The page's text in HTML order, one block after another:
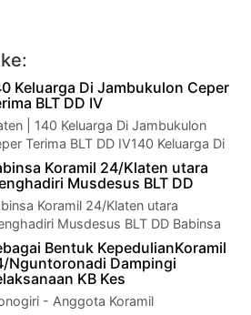
Keluarga Di Jambukulon Ceper
BLT DD IV
| 140 Keluarga Di Jambukulon
Terima BLT DD IV140 Keluarga Di
BLT DD IVBabinsa Pembi…
Koramil 24/Klaten utara
Musdesus BLT DD
Koramil 24/Klaten utara
Musdesus BLT DD Babinsa
Musdesus BLT DDKod…
Bentuk KepedulianKoramil
Nguntoronadi Dampingi
KB Kes
- Anggota Koramil